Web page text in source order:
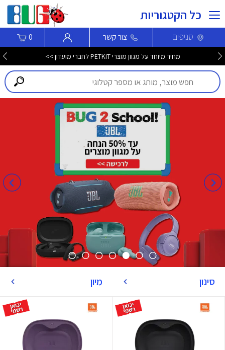
כל הקטגוריות
סניפים צור קשר 0
מחיר מיוחד על מגוון מוצרי PETKIT לחברי מועדון >>
סינון מיון